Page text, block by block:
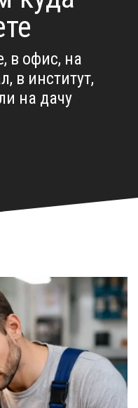
в офис, на
в институт,
на дачу